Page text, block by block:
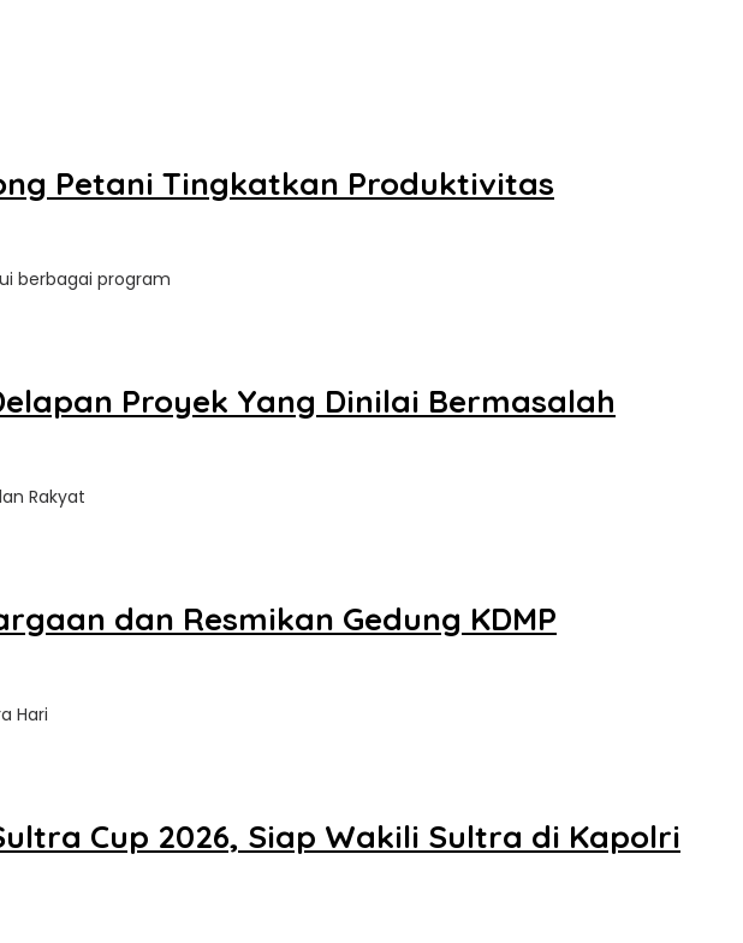
Petani Tingkatkan Produktivitas
berbagai program
Proyek Yang Dinilai Bermasalah
Rakyat
dan Resmikan Gedung KDMP
Hari
Cup 2026, Siap Wakili Sultra di Kapolri